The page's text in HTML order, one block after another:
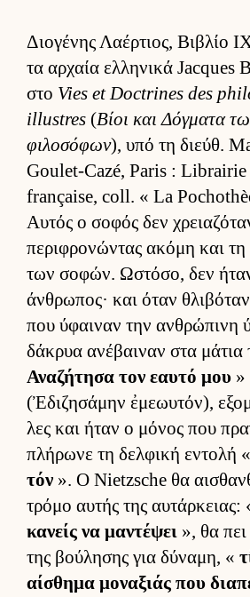
Διο­γένης Λαέρ­τιος, Βιβλίο
τα αρ­χαία ελ­ληνικά Jacques
στο Vies et Doctrines des
illustres (Βίοι και Δόγ­ματα
φιλοσόφων), υπό τη διεύθ.
Goulet-Cazé, Paris : Librairie
française, coll. « La
Αυ­τός ο σοφός δεν
περιφρονώντας ακόμη και τη
των σοφών. Ωστόσο, δεν
άν­θρωπος· και όταν
που ύφαι­ναν την αν­θρώπινη
δάκρυα ανέβαι­ναν στα μάτια
Αναζήτησα τον εαυτό μου »
(Ἐδιζησάμην ἐμεωυτόν),
λες και ήταν ο μόνος που
πλήρωνε τη δελ­φική εντολή «
τόν ». Ο Nietzsche θα
τρόμο αυ­τής της αυ­τάρ­κειας:
κανείς να μαντέψει », θα
της βού­λησης για δύναμη, «
αί­σθημα μοναξιάς που